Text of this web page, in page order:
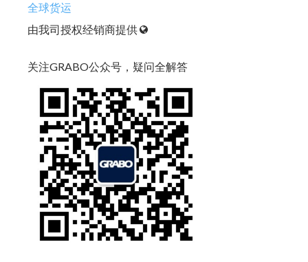
全球货运
由我司授权经销商提供
关注GRABO公众号，疑问全解答